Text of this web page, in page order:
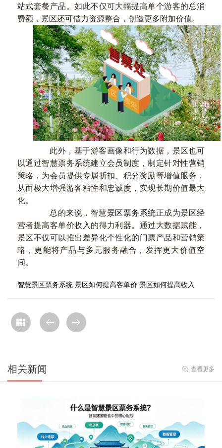
站式套餐产品。如此不仅可大幅提高单个游客的总消
费额，景区还可借力资源整合，创造更多附加价值。
此外，基于游客画像和行为数据，景区也可
以通过智慧票务系统建立会员制度，制定针对性营销
策略，为会员提供专属折扣、积分奖励等增值服务，
从而极大增强游客粘性和忠诚度，实现长期价值最大
化。
总的来说，智慧景区票务系统正成为景区经
营者提高客单价收入的得力利器。通过大数据赋能，
景区不仅可以推出差异化个性化的门票产品和营销策
略，更能将产品与多元服务融合，发挥更大价值空
间。
智慧景区票务系统 景区如何提高客单价 景区如何提高收入
相关新闻 查看更多